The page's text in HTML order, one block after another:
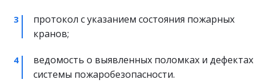
протокол с указанием состояния пожарных
кранов;
ведомость о выявленных поломках и дефектах
системы пожаробезопасности.